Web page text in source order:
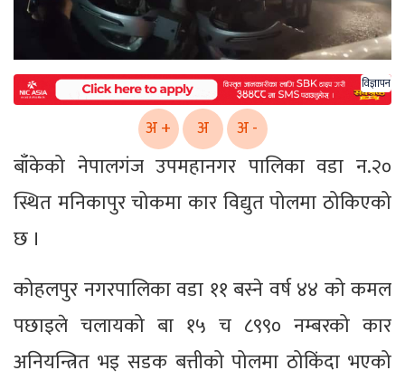
विज्ञापन
अ + अ अ -
बाँकेको नेपालगंज उपमहानगर पालिका वडा न.२०
स्थित मनिकापुर चोकमा कार विद्युत पोलमा ठोकिएको
छ ।
कोहलपुर नगरपालिका वडा ११ बस्ने वर्ष ४४ को कमल
पछाइले चलायको बा १५ च ८९९० नम्बरको कार
अनियन्त्रित भइ सडक बत्तीको पोलमा ठोकिंदा भएको